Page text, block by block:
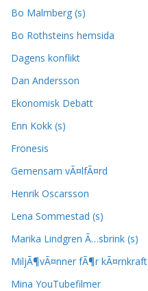
Bo Malmberg (s)
Bo Rothsteins hemsida
Dagens konflikt
Dan Andersson
Ekonomisk Debatt
Enn Kokk (s)
Fronesis
Gemensam vÃ¤lfÃ¤rd
Henrik Oscarsson
Lena Sommestad (s)
Marika Lindgren Ã…sbrink (s)
MiljÃ¶vÃ¤nner fÃ¶r kÃ¤rnkraft
Mina YouTubefilmer